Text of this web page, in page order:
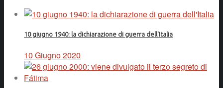
10 giugno 1940: la dichiarazione di guerra dell'Italia
10 Giugno 2020